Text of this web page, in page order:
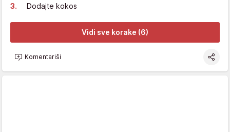
Dodajte kokos
Vidi sve korake (6)
Komentariši